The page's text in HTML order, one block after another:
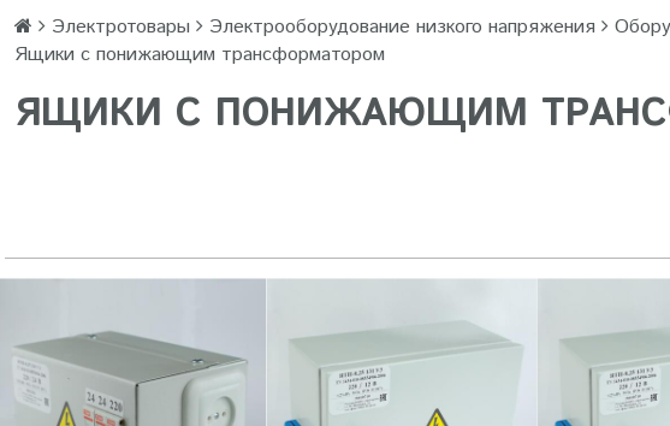
Электротовары Электрооборудование низкого напряжения
Ящики с понижающим трансформатором
ЯЩИКИ С ПОНИЖАЮЩИМ